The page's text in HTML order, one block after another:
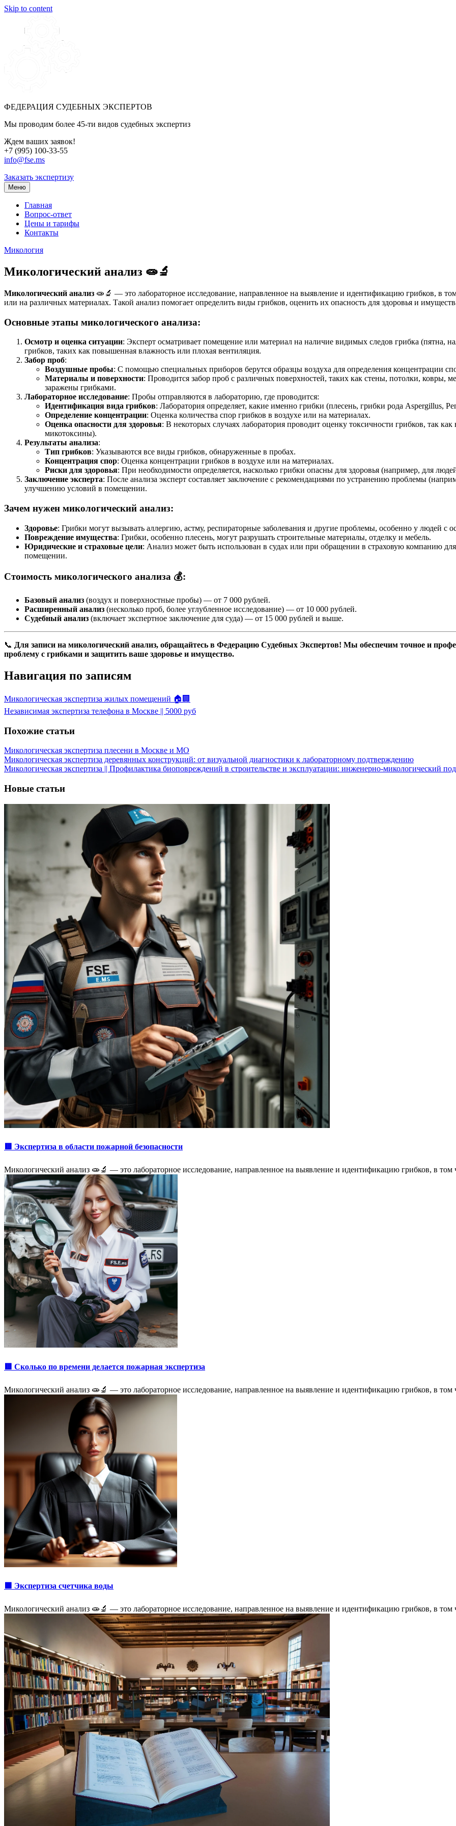
Skip to content
ФЕДЕРАЦИЯ СУДЕБНЫХ ЭКСПЕРТОВ
Мы проводим более 45-ти видов судебных экспертиз
Ждем ваших заявок!
+7 (995) 100-33-55
info@fse.ms
Заказать экспертизу
Меню
Главная
Вопрос-ответ
Цены и тарифы
Контакты
Микология
Микологический анализ 🧫🔬
Микологический анализ 🧫🔬 — это лабораторное исследование, направленное на выявление и идентификацию грибков, в
или на различных материалах. Такой анализ помогает определить виды грибков, оценить их опасность для здоровья и
Основные этапы микологического анализа:
Осмотр и оценка ситуации: Эксперт осматривает помещение или материал на наличие видимых следов грибка (пятна,
грибков, таких как повышенная влажность или плохая вентиляция.
Забор проб:
Воздушные пробы: С помощью специальных приборов берутся образцы воздуха для определения концентрации
Материалы и поверхности: Проводится забор проб с различных поверхностей, таких как стены, потолки, ковры,
заражены грибками.
Лабораторное исследование: Пробы отправляются в лабораторию, где проводится:
Идентификация вида грибков: Лаборатория определяет, какие именно грибки (плесень, грибки рода Aspergillus,
Определение концентрации: Оценка количества спор грибков в воздухе или на материалах.
Оценка опасности для здоровья: В некоторых случаях лаборатория проводит оценку токсичности грибков, так
микотоксины).
Результаты анализа:
Тип грибков: Указываются все виды грибков, обнаруженные в пробах.
Концентрация спор: Оценка концентрации грибков в воздухе или на материалах.
Риски для здоровья: При необходимости определяется, насколько грибки опасны для здоровья (например, для
Заключение эксперта: После анализа эксперт составляет заключение с рекомендациями по устранению проблемы
улучшению условий в помещении.
Зачем нужен микологический анализ:
Здоровье: Грибки могут вызывать аллергию, астму, респираторные заболевания и другие проблемы, особенно у людей
Повреждение имущества: Грибки, особенно плесень, могут разрушать строительные материалы, отделку и мебель.
Юридические и страховые цели: Анализ может быть использован в судах или при обращении в страховую компанию
помещении.
Стоимость микологического анализа 💰:
Базовый анализ (воздух и поверхностные пробы) — от 7 000 рублей.
Расширенный анализ (несколько проб, более углубленное исследование) — от 10 000 рублей.
Судебный анализ (включает экспертное заключение для суда) — от 15 000 рублей и выше.
📞 Для записи на микологический анализ, обращайтесь в Федерацию Судебных Экспертов! Мы обеспечим точное и
проблему с грибками и защитить ваше здоровье и имущество.
Навигация по записям
Микологическая экспертиза жилых помещений 🏠🏢
Независимая экспертиза телефона в Москве || 5000 руб
Похожие статьи
Микологическая экспертиза плесени в Москве и МО
Микологическая экспертиза деревянных конструкций: от визуальной диагностики к лабораторному подтверждению
Микологическая экспертиза || Профилактика биоповреждений в строительстве и эксплуатации: инженерно-микологический
Новые статьи
🟥 Экспертиза в области пожарной безопасности
Микологический анализ 🧫🔬 — это лабораторное исследование, направленное на выявление и идентификацию грибков, в
🟥 Сколько по времени делается пожарная экспертиза
Микологический анализ 🧫🔬 — это лабораторное исследование, направленное на выявление и идентификацию грибков, в
🟩 Экспертиза счетчика воды
Микологический анализ 🧫🔬 — это лабораторное исследование, направленное на выявление и идентификацию грибков, в